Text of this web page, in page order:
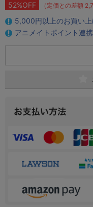
52%OFF （定価との差額
5,000円以上のお買い上
アニメイトポイント連